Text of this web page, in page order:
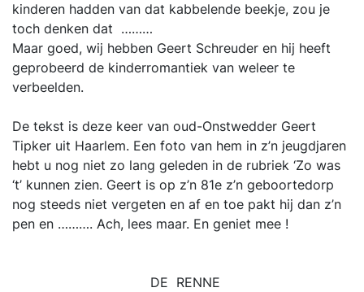
kinderen hadden van dat kabbelende beekje, zou je
toch denken dat ………
Maar goed, wij hebben Geert Schreuder en hij heeft
geprobeerd de kinderromantiek van weleer te
verbeelden.
De tekst is deze keer van oud-Onstwedder Geert
Tipker uit Haarlem. Een foto van hem in z’n jeugdjaren
hebt u nog niet zo lang geleden in de rubriek ‘Zo was
‘t’ kunnen zien. Geert is op z’n 81e z’n geboortedorp
nog steeds niet vergeten en af en toe pakt hij dan z’n
pen en ………. Ach, lees maar. En geniet mee !
DE RENNE